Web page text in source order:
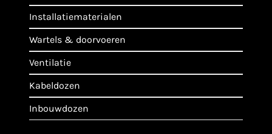
installatiematerialen
wartels & doorvoeren
ventilatie
kabeldozen
inbouwdozen